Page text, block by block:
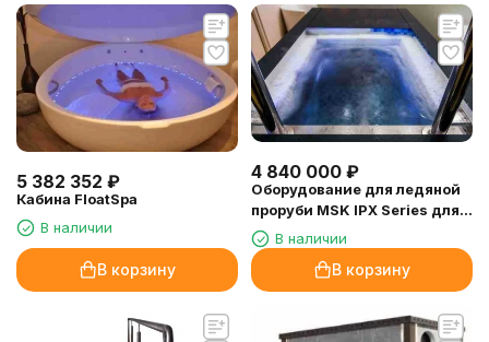
5 382 352 ₽
Кабина FloatSpa
В наличии
В корзину
4 840 000 ₽
Оборудование для ледяной
проруби MSK IPX Series для
объема 2 куб.м
В наличии
В корзину